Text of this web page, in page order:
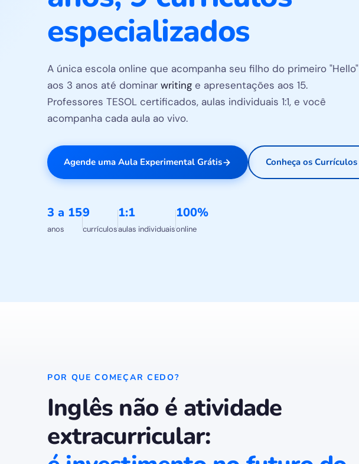
especializados
A única escola online que acompanha seu filho do primeiro "Hello"
aos 3 anos até dominar writing e apresentações aos 15.
Professores TESOL certificados, aulas individuais 1:1, e você
acompanha cada aula ao vivo.
Agende uma Aula Experimental Grátis Conheça os Currículos
3 a 15
anos
9
currículos
1:1
aulas individuais
100%
online
POR QUE COMEÇAR CEDO?
Inglês não é atividade
extracurricular: